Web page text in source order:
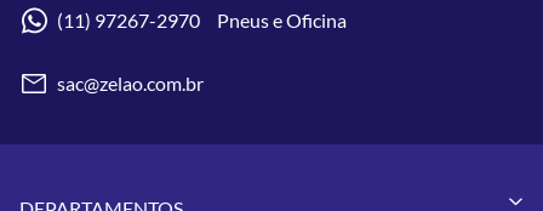
(11) 97267-2970 Pneus e Oficina
sac@zelao.com.br